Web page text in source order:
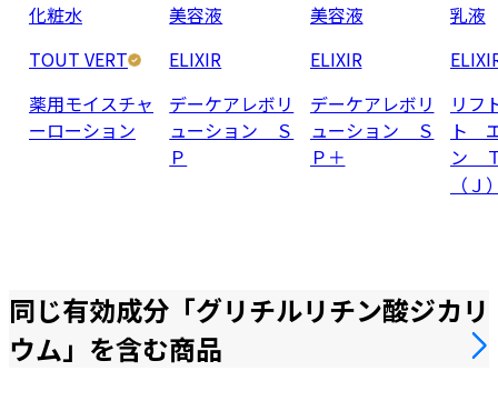
化粧水
TOUT VERT
薬用モイスチャ
ーローション
美容液
ELIXIR
デーケアレボリ
ューション Ｓ
Ｐ
美容液
ELIXIR
デーケアレボリ
ューション Ｓ
Ｐ＋
乳液
リフ
ト
ン
（Ｊ
同じ有効成分「グリチルリチン酸ジカリ
ウム」を含む商品